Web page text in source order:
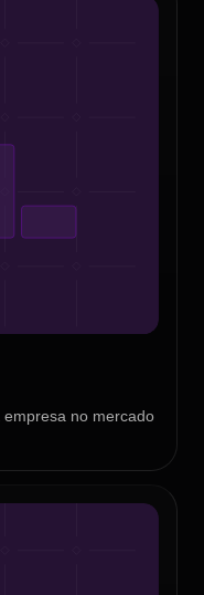
no mercado